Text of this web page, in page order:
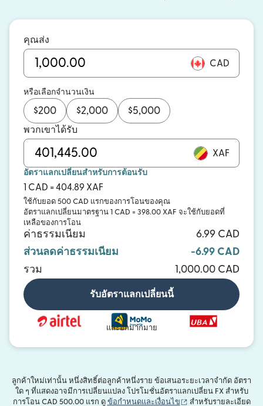
คุณส่ง
CAD
หรือเลือกจำนวนเงิน
$200 $2,000 $5,000
พวกเขาได้รับ
XAF
อัตราแลกเปลี่ยนสำหรับการต้อนรับ
1 CAD = 404.89 XAF
ใช้กับยอด 500 CAD แรกของการโอนของคุณ
อัตราแลกเปลี่ยนมาตรฐาน 1 CAD = 398.00 XAF จะใช้กับยอดที่
เหลือของการโอน
ค่าธรรมเนียม
6.99 CAD
ส่วนลดค่าธรรมเนียม
-6.99 CAD
รวม
1,000.00 CAD
รับอัตราแลกเปลี่ยนนี้
และอีกมากมาย
ลูกค้าใหม่เท่านั้น หนึ่งสิทธิ์ต่อลูกค้าหนึ่งราย ข้อเสนอระยะเวลาจำกัด อัตรา
ใด ๆ ที่แสดงอาจมีการเปลี่ยนแปลง โปรโมชั่นอัตราแลกเปลี่ยน FX สำหรับ
การโอน CAD 500.00 แรก ดู ข้อกำหนดและเงื่อนไข (เปิดในหน้าต่างใหม่)
สำหรับรายละเอียด